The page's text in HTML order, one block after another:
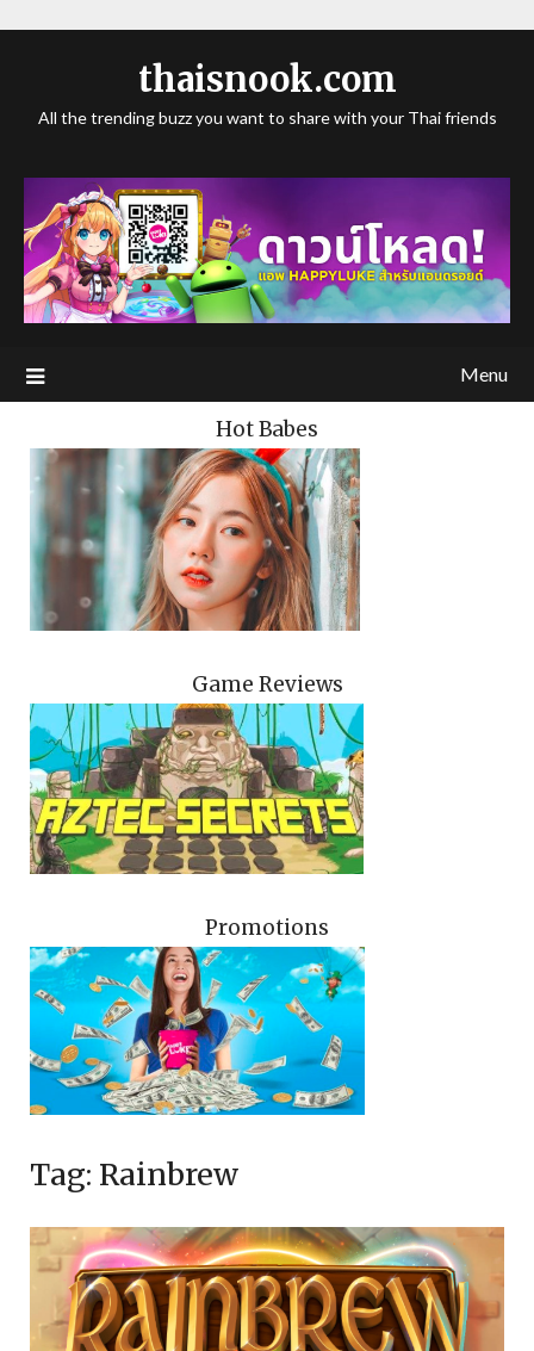
thaisnook.com
All the trending buzz you want to share with your Thai friends
Menu
Hot Babes
Game Reviews
Promotions
Tag: Rainbrew